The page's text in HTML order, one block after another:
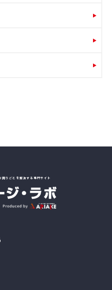
りごとを解決する専門サイト